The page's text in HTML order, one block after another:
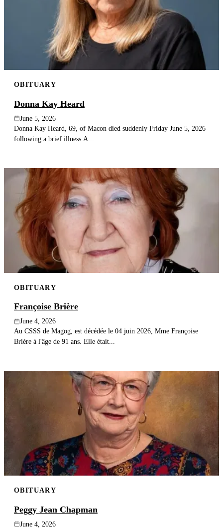
OBITUARY
Donna Kay Heard
June 5, 2026
Donna Kay Heard, 69, of Macon died suddenly Friday June 5, 2026
following a brief illness.A...
OBITUARY
Françoise Brière
June 4, 2026
Au CSSS de Magog, est décédée le 04 juin 2026, Mme Françoise
Brière à l'âge de 91 ans. Elle était...
OBITUARY
Peggy Jean Chapman
June 4, 2026